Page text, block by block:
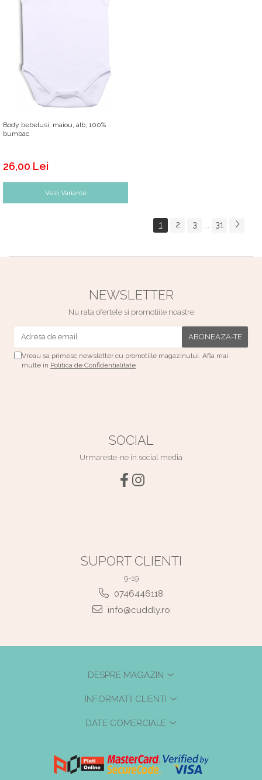
Body bebelusi, maiou, alb, 100%
bumbac
26,00 Lei
Vezi Variante
1 2 3 31
NEWSLETTER
Nu rata ofertele si promotiile noastre
Vreau sa primesc newsletter cu promotiile magazinului. Afla mai
multe in Politica de Confidentialitate
SOCIAL
Urmareste-ne in social media
SUPORT CLIENTI
9-19
0746446118
info@cuddly.ro
DESPRE MAGAZIN
INFORMATII CLIENTI
DATE COMERCIALE